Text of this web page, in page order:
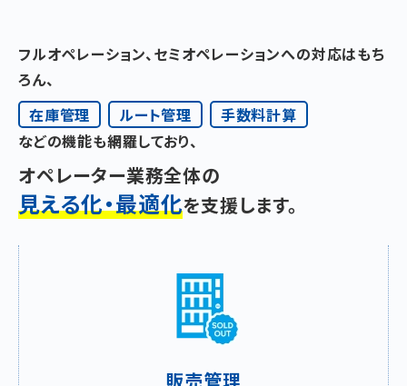
フルオペレーション、セミオペレーションへの対応はもち
ろん、
在庫管理
ルート管理
手数料計算
などの機能も網羅しており、
オペレーター業務全体の
見える化・最適化を支援します。
販売管理